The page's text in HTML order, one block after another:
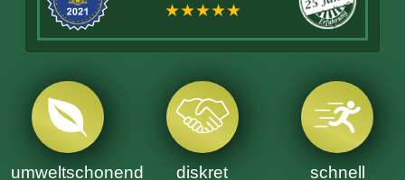
★★★★★
umweltschonend diskret schnell